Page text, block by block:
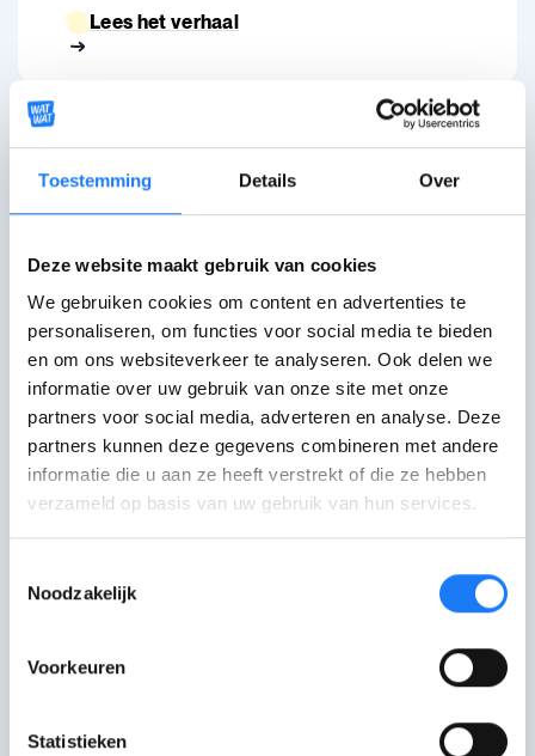
Toestemming Details Over
Deze website maakt gebruik van cookies
We gebruiken cookies om content en advertenties te
personaliseren, om functies voor social media te bieden
en om ons websiteverkeer te analyseren. Ook delen we
informatie over uw gebruik van onze site met onze
partners voor social media, adverteren en analyse. Deze
partners kunnen deze gegevens combineren met andere
informatie die u aan ze heeft verstrekt of die ze hebben
verzameld op basis van uw gebruik van hun services.
Noodzakelijk
Voorkeuren
Statistieken
Lees het verhaal
Uit de kast komen
Hoe vertel ik dat ik LGBTQ+ ben?
Hoe reageer ik best als iemand
uit de kast komt?
uit de kast gekomen thuis.
Lees het verhaal